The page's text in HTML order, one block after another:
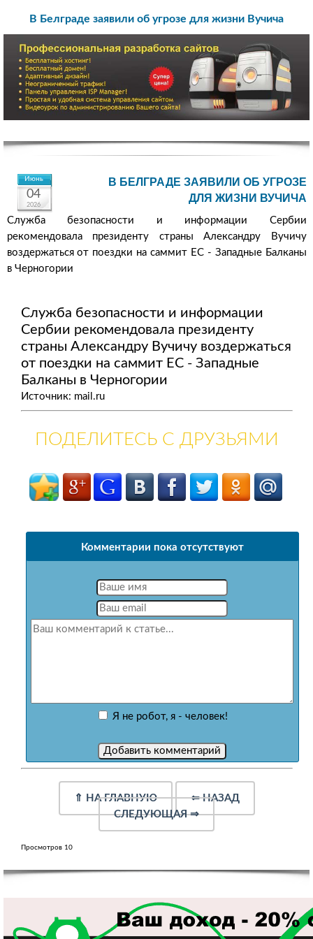
В Белграде заявили об угрозе для жизни Вучича
Июнь
04
2026
В БЕЛГРАДЕ ЗАЯВИЛИ ОБ УГРОЗЕ
ДЛЯ ЖИЗНИ ВУЧИЧА
Служба безопасности и информации Сербии
рекомендовала президенту страны Александру Вучичу
воздержаться от поездки на саммит ЕС - Западные Балканы
в Черногории
Служба безопасности и информации
Сербии рекомендовала президенту
страны Александру Вучичу воздержаться
от поездки на саммит ЕС - Западные
Балканы в Черногории
Источник: mail.ru
ПОДЕЛИТЕСЬ С ДРУЗЬЯМИ
Комментарии пока отсутствуют
Я не робот, я - человек!
⇑ НА ГЛАВНУЮ ⇐НАЗАД
СЛЕДУЮЩАЯ⇒
Просмотров 10